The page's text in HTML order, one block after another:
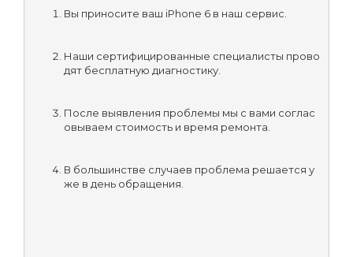
Вы приносите ваш iPhone 6 в наш сервис.
Наши сертифицированные специалисты прово
дят бесплатную диагностику.
После выявления проблемы мы с вами соглас
овываем стоимость и время ремонта.
В большинстве случаев проблема решается у
же в день обращения.